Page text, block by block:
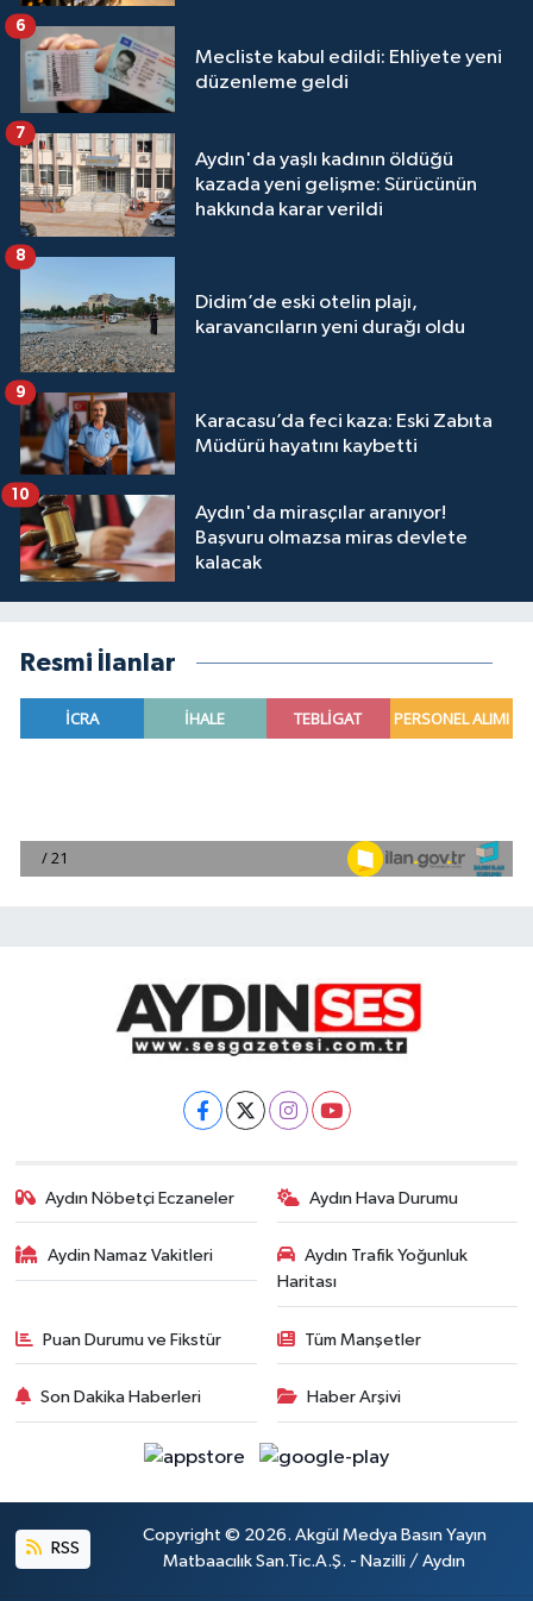
Mecliste kabul edildi: Ehliyete yeni
düzenleme geldi
6
Aydın'da yaşlı kadının öldüğü
kazada yeni gelişme: Sürücünün
hakkında karar verildi
7
Didim’de eski otelin plajı,
karavancıların yeni durağı oldu
8
Karacasu’da feci kaza: Eski Zabıta
Müdürü hayatını kaybetti
9
Aydın'da mirasçılar aranıyor!
Başvuru olmazsa miras devlete
kalacak
10
Resmi İlanlar
Aydın Nöbetçi Eczaneler Aydın Hava Durumu
Aydin Namaz Vakitleri
Aydın Trafik Yoğunluk
Haritası
Puan Durumu ve Fikstür Tüm Manşetler
Son Dakika Haberleri Haber Arşivi
RSS
Copyright © 2026. Akgül Medya Basın Yayın
Matbaacılık San.Tic.A.Ş. - Nazilli / Aydın